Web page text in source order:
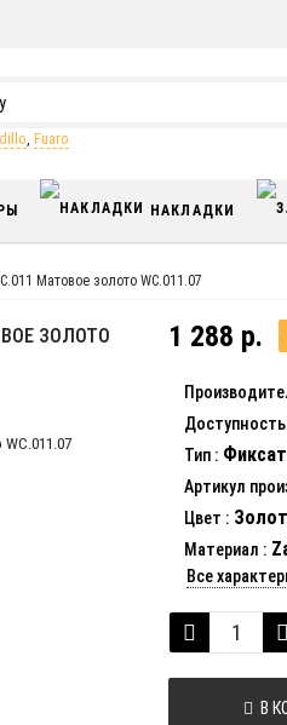
, Fuaro
НАКЛАДКИ
Матовое золото WC.011.07
ЗОЛОТО 1 288 р.
Тип :
Артикул
Цвет :
Материал :
Все
В